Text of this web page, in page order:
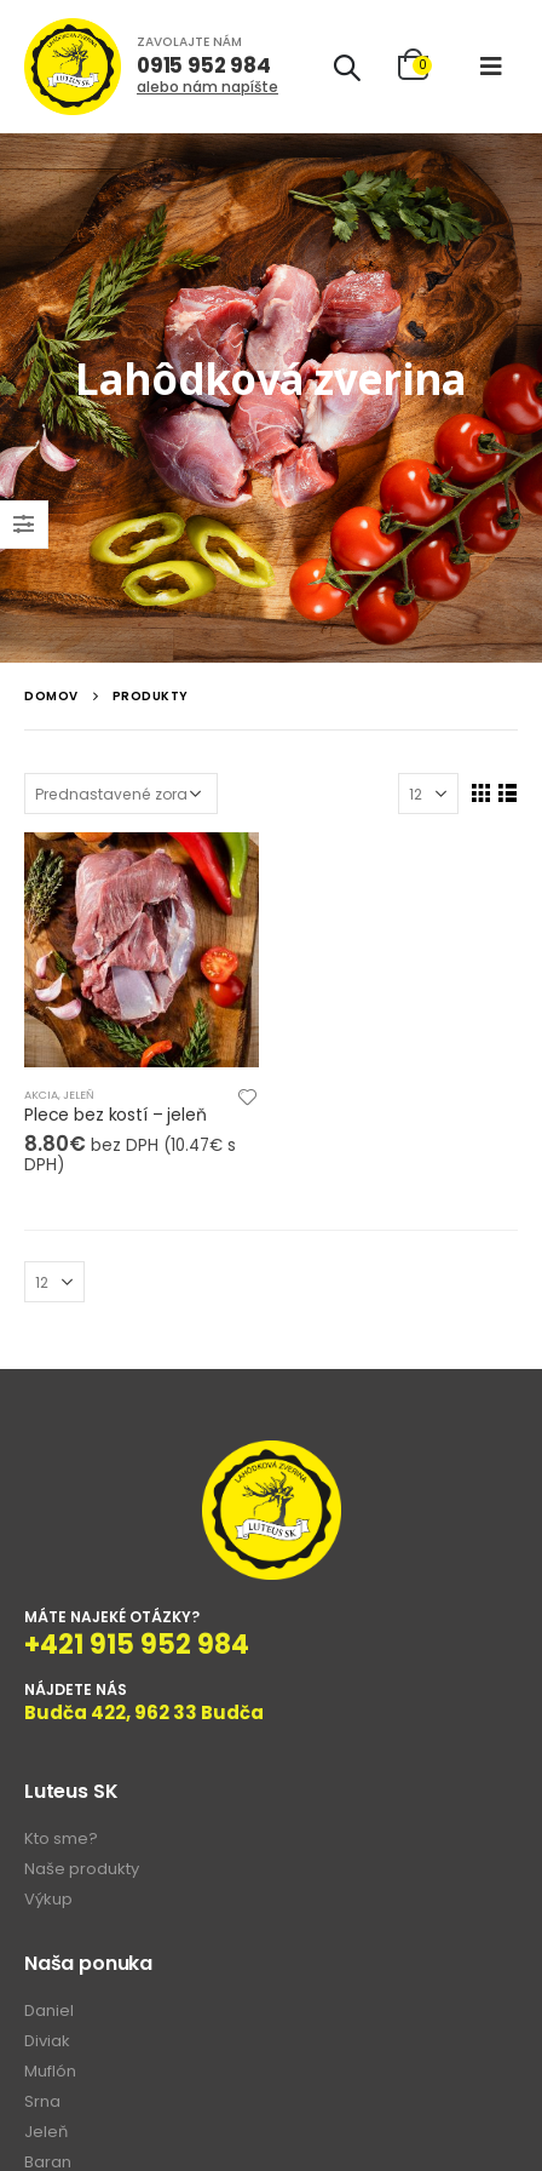
ZAVOLAJTE NÁM
0915 952 984
alebo nám napíšte
0
Lahôdková zverina
DOMOV PRODUKTY
AKCIA,JELEŇ
Plece bez kostí – jeleň
8.80€ bez DPH (10.47€ s
DPH)
MÁTE NAJEKÉ OTÁZKY?
+421 915 952 984
NÁJDETE NÁS
Budča 422, 962 33 Budča
Luteus SK
Kto sme?
Naše produkty
Výkup
Naša ponuka
Daniel
Diviak
Muflón
Srna
Jeleň
Baran